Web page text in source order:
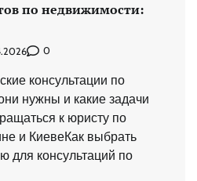
по недвижимости:
0
консультации по
нужны и какие задачи
к юристу по
и КиевеКак выбрать
для консультаций по